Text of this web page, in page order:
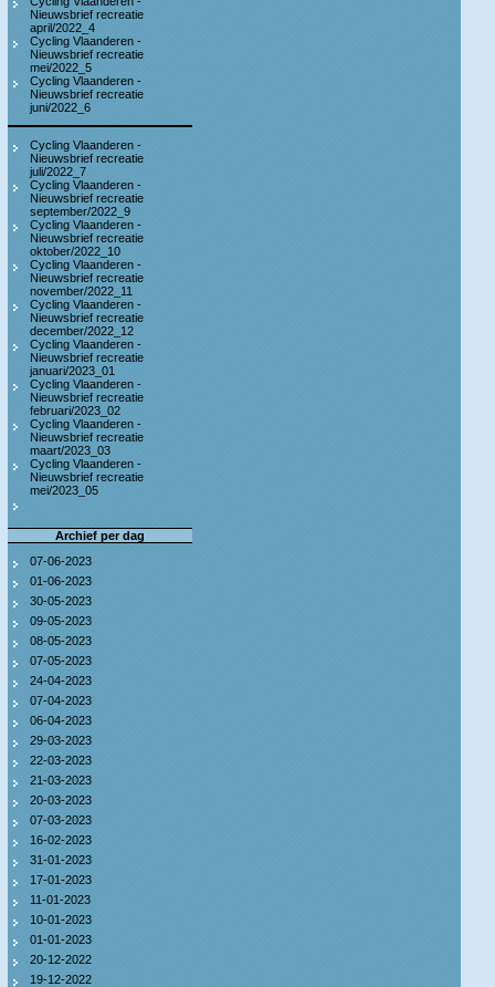
Nieuwsbrief recreatie
april/2022_4
Cycling Vlaanderen -
Nieuwsbrief recreatie
mei/2022_5
Cycling Vlaanderen -
Nieuwsbrief recreatie
juni/2022_6
Cycling Vlaanderen -
Nieuwsbrief recreatie
juli/2022_7
Cycling Vlaanderen -
Nieuwsbrief recreatie
september/2022_9
Cycling Vlaanderen -
Nieuwsbrief recreatie
oktober/2022_10
Cycling Vlaanderen -
Nieuwsbrief recreatie
november/2022_11
Cycling Vlaanderen -
Nieuwsbrief recreatie
december/2022_12
Cycling Vlaanderen -
Nieuwsbrief recreatie
januari/2023_01
Cycling Vlaanderen -
Nieuwsbrief recreatie
februari/2023_02
Cycling Vlaanderen -
Nieuwsbrief recreatie
maart/2023_03
Cycling Vlaanderen -
Nieuwsbrief recreatie
mei/2023_05
Archief per dag
07-06-2023
01-06-2023
30-05-2023
09-05-2023
08-05-2023
07-05-2023
24-04-2023
07-04-2023
06-04-2023
29-03-2023
22-03-2023
21-03-2023
20-03-2023
07-03-2023
16-02-2023
31-01-2023
17-01-2023
11-01-2023
10-01-2023
01-01-2023
20-12-2022
19-12-2022